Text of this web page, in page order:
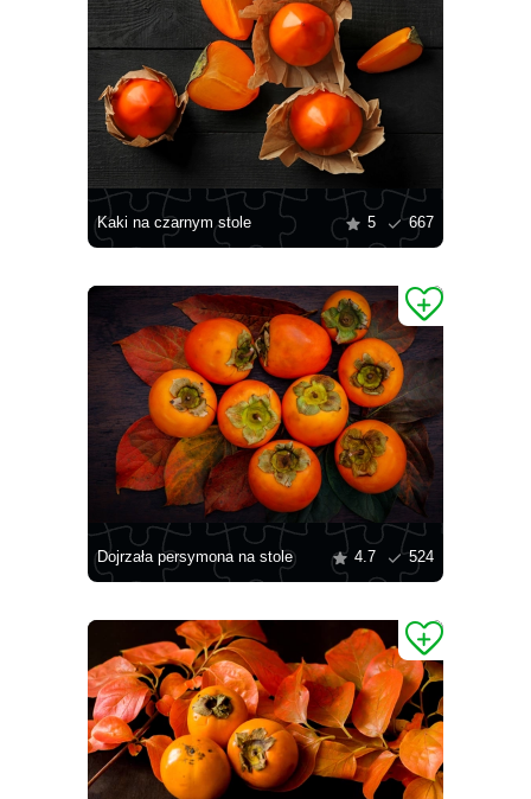
Kaki na czarnym stole 5 667
Dojrzała persymona na stole 4.7 524